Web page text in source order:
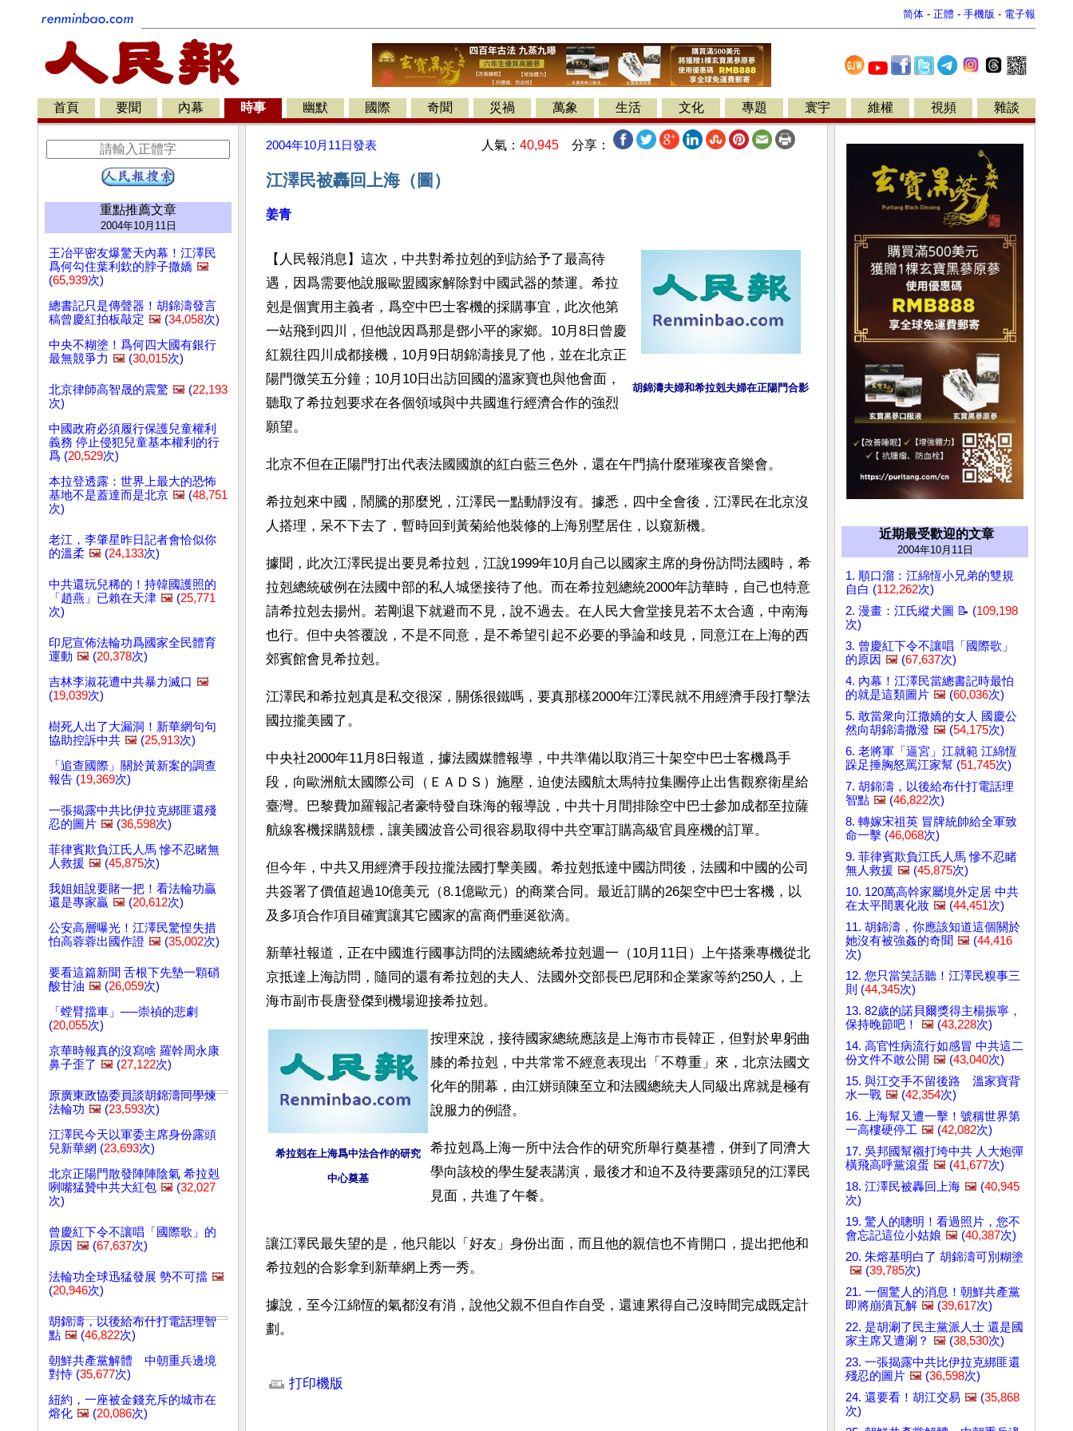
简体 - 正體 - 手機版 - 電子報
首頁 要聞 內幕 時事 幽默 國際 奇聞 災禍 萬象 生活 文化 專題 寰宇 維權 視頻 雜談
重點推薦文章
2004年10月11日
王冶平密友爆驚天內幕！江澤民
爲何勾住葉利欽的脖子撒嬌 🖼️
(65,939次)
總書記只是傳聲器！胡錦濤發言
稿曾慶紅拍板敲定 🖼️ (34,058次)
中央不糊塗！爲何四大國有銀行
最無競爭力 🖼️ (30,015次)
北京律師高智晟的震驚 🖼️ (22,193
次)
中國政府必須履行保護兒童權利
義務 停止侵犯兒童基本權利的行
爲 (20,529次)
本拉登透露：世界上最大的恐怖
基地不是蓋達而是北京 🖼️ (48,751
次)
老江，李肇星昨日記者會恰似你
的溫柔 🖼️ (24,133次)
中共還玩兒稀的！持韓國護照的
「趙燕」已賴在天津 🖼️ (25,771
次)
印尼宣佈法輪功爲國家全民體育
運動 🖼️ (20,378次)
吉林李淑花遭中共暴力滅口 🖼️
(19,039次)
樹死人出了大漏洞！新華網句句
協助控訴中共 🖼️ (25,913次)
「追查國際」關於黃新案的調查
報告 (19,369次)
一張揭露中共比伊拉克綁匪還殘
忍的圖片 🖼️ (36,598次)
菲律賓欺負江氏人馬 慘不忍睹無
人救援 🖼️ (45,875次)
我姐姐說要賭一把！看法輪功贏
還是專家贏 🖼️ (20,612次)
公安高層曝光！江澤民驚惶失措
怕高蓉蓉出國作證 🖼️ (35,002次)
要看這篇新聞 舌根下先墊一顆硝
酸甘油 🖼️ (26,059次)
「螳臂擋車」──崇禎的悲劇
(20,055次)
京華時報真的沒寫啥 羅幹周永康
鼻子歪了 🖼️ (27,122次)
原廣東政協委員談胡錦濤同學煉
法輪功 🖼️ (23,593次)
江澤民今天以軍委主席身份露頭
兒新華網 (23,693次)
北京正陽門散發陣陣陰氣 希拉剋
咧嘴猛贊中共大紅包 🖼️ (32,027
次)
曾慶紅下令不讓唱「國際歌」的
原因 🖼️ (67,637次)
法輪功全球迅猛發展 勢不可擋 🖼️
(20,946次)
胡錦濤，以後給布什打電話理智
點 🖼️ (46,822次)
朝鮮共產黨解體 中朝重兵邊境
對恃 (35,677次)
紐約，一座被金錢充斥的城市在
熔化 🖼️ (20,086次)
2004年10月11日發表 人氣： 40,945 分享：
江澤民被轟回上海（圖）
姜青
胡錦濤夫婦和希拉剋夫婦在正陽門合影
【人民報消息】這次，中共對希拉剋的到訪給予了最高待
遇，因爲需要他說服歐盟國家解除對中國武器的禁運。希拉
剋是個實用主義者，爲空中巴士客機的採購事宜，此次他第
一站飛到四川，但他說因爲那是鄧小平的家鄉。10月8日曾慶
紅親往四川成都接機，10月9日胡錦濤接見了他，並在北京正
陽門微笑五分鐘；10月10日出訪回國的溫家寶也與他會面，
聽取了希拉剋要求在各個領域與中共國進行經濟合作的強烈
願望。
北京不但在正陽門打出代表法國國旗的紅白藍三色外，還在午門搞什麼璀璨夜音樂會。
希拉剋來中國，鬧騰的那麼兇，江澤民一點動靜沒有。據悉，四中全會後，江澤民在北京沒
人搭理，呆不下去了，暫時回到黃菊給他裝修的上海別墅居住，以窺新機。
據聞，此次江澤民提出要見希拉剋，江說1999年10月自己以國家主席的身份訪問法國時，希
拉剋總統破例在法國中部的私人城堡接待了他。而在希拉剋總統2000年訪華時，自己也特意
請希拉剋去揚州。若剛退下就避而不見，說不過去。在人民大會堂接見若不太合適，中南海
也行。但中央答覆說，不是不同意，是不希望引起不必要的爭論和歧見，同意江在上海的西
郊賓館會見希拉剋。
江澤民和希拉剋真是私交很深，關係很鐵嗎，要真那樣2000年江澤民就不用經濟手段打擊法
國拉攏美國了。
中央社2000年11月8日報道，據法國媒體報導，中共準備以取消三十架空中巴士客機爲手
段，向歐洲航太國際公司（ＥＡＤＳ）施壓，迫使法國航太馬特拉集團停止出售觀察衛星給
臺灣。巴黎費加羅報記者豪特發自珠海的報導說，中共十月間排除空中巴士參加成都至拉薩
航線客機採購競標，讓美國波音公司很容易取得中共空軍訂購高級官員座機的訂單。
但今年，中共又用經濟手段拉攏法國打擊美國。希拉剋抵達中國訪問後，法國和中國的公司
共簽署了價值超過10億美元（8.1億歐元）的商業合同。最近訂購的26架空中巴士客機，以
及多項合作項目確實讓其它國家的富商們垂涎欲滴。
新華社報道，正在中國進行國事訪問的法國總統希拉剋週一（10月11日）上午搭乘專機從北
京抵達上海訪問，隨同的還有希拉剋的夫人、法國外交部長巴尼耶和企業家等約250人，上
海市副市長唐登傑到機場迎接希拉剋。
希拉剋在上海爲中法合作的研究
中心奠基
按理來說，接待國家總統應該是上海市市長韓正，但對於卑躬曲
膝的希拉剋，中共常常不經意表現出「不尊重」來，北京法國文
化年的開幕，由江姘頭陳至立和法國總統夫人同級出席就是極有
說服力的例證。
希拉剋爲上海一所中法合作的研究所舉行奠基禮，併到了同濟大
學向該校的學生髮表講演，最後才和迫不及待要露頭兒的江澤民
見面，共進了午餐。
讓江澤民最失望的是，他只能以「好友」身份出面，而且他的親信也不肯開口，提出把他和
希拉剋的合影拿到新華網上秀一秀。
據說，至今江綿恆的氣都沒有消，說他父親不但自作自受，還連累得自己沒時間完成既定計
劃。
打印機版
近期最受歡迎的文章
2004年10月11日
1. 順口溜：江綿恆小兄弟的雙規
自白 (112,262次)
2. 漫畫：江氏縱犬圖 📝 (109,198
次)
3. 曾慶紅下令不讓唱「國際歌」
的原因 🖼️ (67,637次)
4. 內幕！江澤民當總書記時最怕
的就是這類圖片 🖼️ (60,036次)
5. 敢當衆向江撒嬌的女人 國慶公
然向胡錦濤撒潑 🖼️ (54,175次)
6. 老將軍「逼宮」江就範 江綿恆
跺足捶胸怒罵江家幫 (51,745次)
7. 胡錦濤，以後給布什打電話理
智點 🖼️ (46,822次)
8. 轉嫁宋祖英 冒牌統帥給全軍致
命一擊 (46,068次)
9. 菲律賓欺負江氏人馬 慘不忍睹
無人救援 🖼️ (45,875次)
10. 120萬高幹家屬境外定居 中共
在太平間裏化妝 🖼️ (44,451次)
11. 胡錦濤，你應該知道這個關於
她沒有被強姦的奇聞 🖼️ (44,416
次)
12. 您只當笑話聽！江澤民糗事三
則 (44,345次)
13. 82歲的諾貝爾獎得主楊振寧，
保持晚節吧！
🖼️ (43,228次)
14. 高官性病流行如感冒 中共這二
份文件不敢公開 🖼️ (43,040次)
15. 與江交手不留後路 溫家寶背
水一戰 🖼️ (42,354次)
16. 上海幫又遭一擊！號稱世界第
一高樓硬停工 🖼️ (42,082次)
17. 吳邦國幫襯打垮中共 人大炮彈
橫飛高呼黨滾蛋 🖼️ (41,677次)
18. 江澤民被轟回上海 🖼️ (40,945
次)
19. 驚人的聰明！看過照片，您不
會忘記這位小姑娘 🖼️ (40,387次)
20. 朱熔基明白了 胡錦濤可別糊塗
🖼️ (39,785次)
21. 一個驚人的消息！朝鮮共產黨
即將崩潰瓦解 🖼️ (39,617次)
22. 是胡涮了民主黨派人士 還是國
家主席又遭涮？ 🖼️ (38,530次)
23. 一張揭露中共比伊拉克綁匪還
殘忍的圖片 🖼️ (36,598次)
24. 還要看！胡江交易 🖼️ (35,868
次)